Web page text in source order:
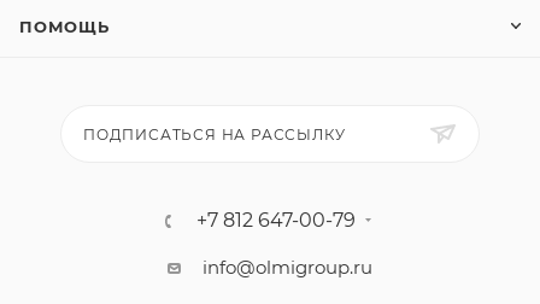
ПОМОЩЬ
ПОДПИСАТЬСЯ НА РАССЫЛКУ
+7 812 647-00-79
info@olmigroup.ru